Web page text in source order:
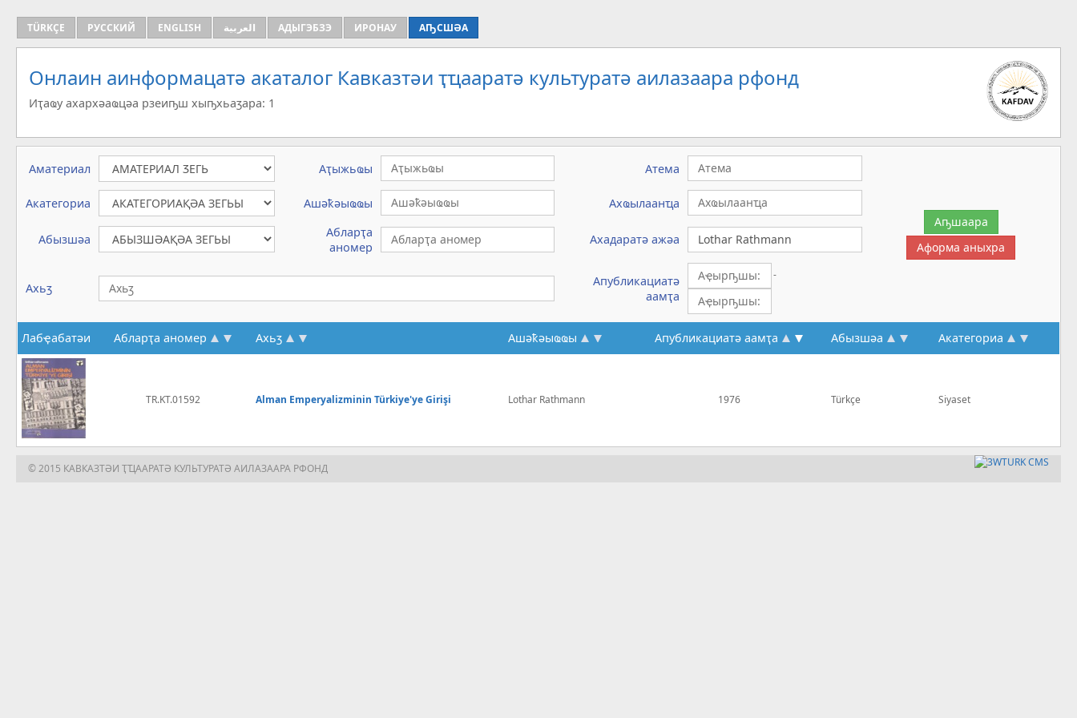
TÜRKÇE РУССКИЙ ENGLISH العربية АДЫГЭБЗЭ ИРОНАУ АҦСШӘА
Онлаин аинформацатә aкаталог Кавказтәи ҭҵааратә культуратә аилазаара рфонд
Иҭаҩу ахархәаҩцәа рзеиҧш хыҧхьаӡара: 1
Аматериал Аҭыжьҩы Атема
Акатегориа Ашәҟәыҩҩы Ахҩылаанҵа
Абызшәа
Абларҭа
аномер
Ахадаратә ажәа
Ахьӡ
Апубликациатә
аамҭа
-
Лабҿабатәи Абларҭа аномер Ахьӡ Ашәҟәыҩҩы Апубликациатә аамҭа Абызшәа Акатегориа
TR.KT.01592 Alman Emperyalizminin Türkiye'ye Girişi Lothar Rathmann 1976 Türkçe Siyaset
© 2015 КАВКАЗТӘИ ҬҴААРАТӘ КУЛЬТУРАТӘ АИЛАЗААРА РФОНД